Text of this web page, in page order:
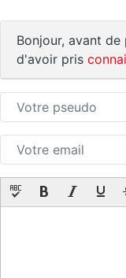
Bonjour, avant
d'avoir pris